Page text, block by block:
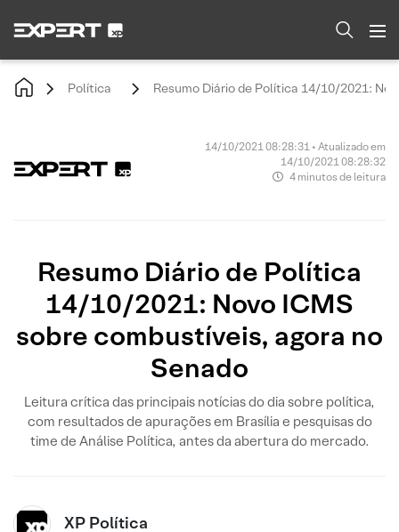
Política Resumo Diário de Política 14/10/2021:
14/10/2021 08:28:31 • Atualizado em
14/10/2021 08:28:32
4 minutos de leitura
Resumo Diário de Política
14/10/2021: Novo ICMS
sobre combustíveis, agora no
Senado
Leitura crítica das principais notícias do dia sobre política,
com resultados de apurações em Brasília e pesquisas do
time de Análise Política, antes da abertura do mercado.
XP Política